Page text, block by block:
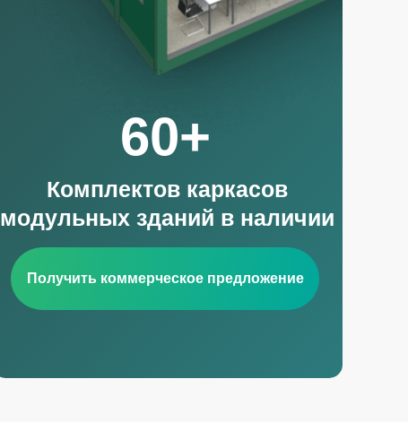
60+
Комплектов каркасов
модульных зданий в наличии
Получить коммерческое предложение